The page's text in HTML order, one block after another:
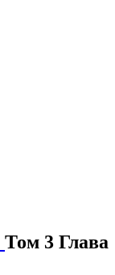
Том 3 Глава